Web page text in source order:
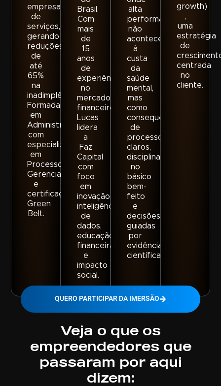
empresas
de
serviços,
gerando
reduções
de
até
65%
na
inadimplência.
Formada
em
Administração,
com
especialização
em
Processos
Gerenciais
e
certificação
Green
Belt.
Brasil.
Com
mais
de
15
anos
de
experiência
no
mercado
financeiro.
Lucas
lidera
a
Faz
Capital
com
foco
em
inovação,
inteligência
de
dados,
educação
financeira
e
impacto
social.
alta
performance
não
acontece
à
custa
da
saúde
mental,
mas
como
consequência
de
processos
claros,
disciplina
no
básico
bem-
feito
e
decisões
guiadas
por
evidência
científica.
growth)
,
uma
estratégia
de
centrada
no
cliente.
QUERO PARTICIPAR DA IMERSÃO
Veja o que os
empreendedores que
passaram por aqui
dizem: